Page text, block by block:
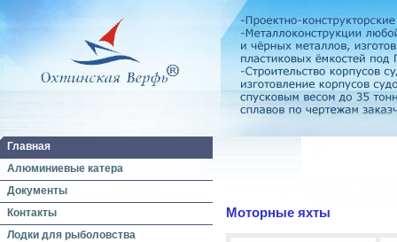
Главная
Алюминиевые катера
Документы
Контакты
Лодки для рыболовства
Моторные яхты